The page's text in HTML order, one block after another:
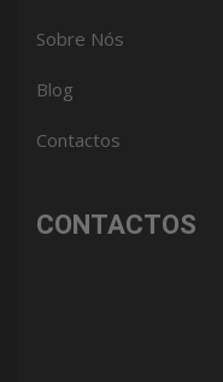
Sobre Nós
Blog
Contactos
CONTACTOS